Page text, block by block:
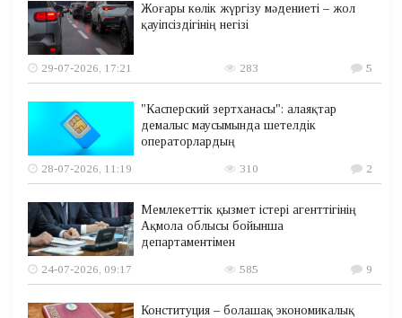
Жоғары көлік жүргізу мәдениеті – жол
қауіпсіздігінің негізі
29-07-2026, 17:21 283 5
"Касперский зертханасы": алаяқтар
демалыс маусымында шетелдік
операторлардың
28-07-2026, 11:19
310 2
Мемлекеттік қызмет істері агенттігінің
Ақмола облысы бойынша
департаментімен
24-07-2026, 09:17
585 9
Конституция – болашақ экономикалық